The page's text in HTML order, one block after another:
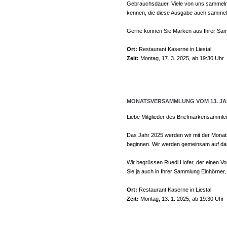
Gebrauchsdauer. Viele von uns
kennen, die diese Ausgabe auch
Gerne können Sie Marken aus Ihrer
Ort: Restaurant Kaserne in Liestal
Zeit: Montag, 17. 3. 2025, ab 19:30 Uhr
MONATSVERSAMMLUNG VOM 13.
Liebe Mitglieder des
Das Jahr 2025 werden wir mit der
beginnen. Wir werden gemeinsam auf
Wir begrüssen Ruedi Hofer, der einen
Sie ja auch in Ihrer Sammlung
Ort: Restaurant Kaserne in Liestal
Zeit: Montag, 13. 1. 2025, ab 19:30 Uhr